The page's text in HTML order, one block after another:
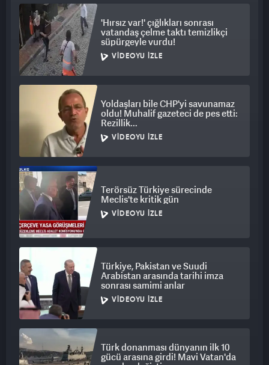
'Hırsız var!' çığlıkları sonrası
vatandaş çelme taktı temizlikçi
süpürgeyle vurdu!
VIDEOYU İZLE
Yoldaşları bile CHP'yi savunamaz
oldu! Muhalif gazeteci de pes etti:
Rezillik...
VIDEOYU İZLE
Terörsüz Türkiye sürecinde
Meclis'te kritik gün
VIDEOYU İZLE
Türkiye, Pakistan ve Suudi
Arabistan arasında tarihi imza
sonrası samimi anlar
VIDEOYU İZLE
Türk donanması dünyanın ilk 10
gücü arasına girdi! Mavi Vatan'da